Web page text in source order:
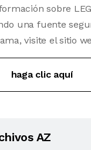
sobre
una fuente
visite el sitio
haga clic aquí
AZ